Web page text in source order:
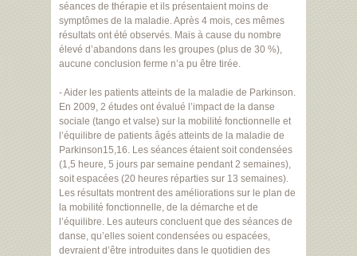
séances de thérapie et ils présentaient moins de
symptômes de la maladie. Après 4 mois, ces mêmes
résultats ont été observés. Mais à cause du nombre
élevé d’abandons dans les groupes (plus de 30 %),
aucune conclusion ferme n’a pu être tirée.
- Aider les patients atteints de la maladie de Parkinson.
En 2009, 2 études ont évalué l’impact de la danse
sociale (tango et valse) sur la mobilité fonctionnelle et
l’équilibre de patients âgés atteints de la maladie de
Parkinson15,16. Les séances étaient soit condensées
(1,5 heure, 5 jours par semaine pendant 2 semaines),
soit espacées (20 heures réparties sur 13 semaines).
Les résultats montrent des améliorations sur le plan de
la mobilité fonctionnelle, de la démarche et de
l’équilibre. Les auteurs concluent que des séances de
danse, qu’elles soient condensées ou espacées,
devraient d’être introduites dans le quotidien des